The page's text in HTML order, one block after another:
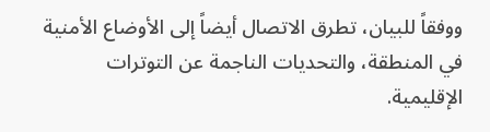
ووفقاً للبيان، تطرق الاتصال أيضاً إلى الأوضاع الأمنية
في المنطقة، والتحديات الناجمة عن التوترات
الإقليمية.